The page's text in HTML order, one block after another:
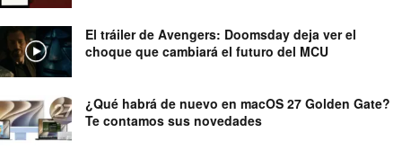
El tráiler de Avengers: Doomsday deja ver el
choque que cambiará el futuro del MCU
¿Qué habrá de nuevo en macOS 27 Golden Gate?
Te contamos sus novedades